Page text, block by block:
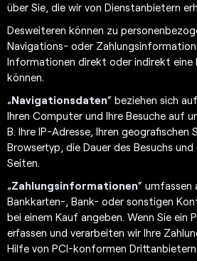
über Sie, die wir von Dienstanbietern
Desweiteren können zu
Navigations- oder
Informationen direkt oder indirekt eine
können.
„Navigationsdaten“ beziehen sich
Ihren Computer und Ihre Besuche auf
B. Ihre IP-Adresse, Ihren geografischen
Browsertyp, die Dauer des Besuchs
Seiten.
„Zahlungsinformationen“ umfassen
Bankkarten-, Bank- oder sonstigen
bei einem Kauf angeben. Wenn Sie ein
erfassen und verarbeiten wir Ihre
Hilfe von PCI-konformen Drittanbietern.